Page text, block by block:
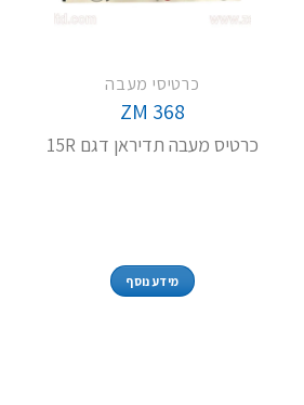
כרטיסי מעבה
ZM 368
כרטיס מעבה תדיראן דגם 15R
מידע נוסף